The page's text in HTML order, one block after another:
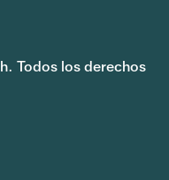
Todos los derechos